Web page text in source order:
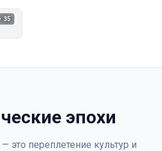
35
эпохи
это переплетение культур и